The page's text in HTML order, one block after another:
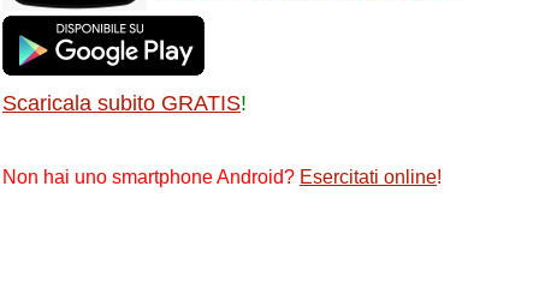
Scaricala subito GRATIS!
Non hai uno smartphone Android? Esercitati online!